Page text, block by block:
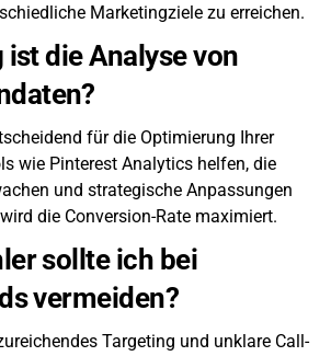
Marketingziele zu erreichen.
die Analyse von
für die Optimierung Ihrer
wie Pinterest Analytics helfen, die
und strategische Anpassungen
die Conversion-Rate maximiert.
sollte ich bei
vermeiden?
Targeting und unklare Call-